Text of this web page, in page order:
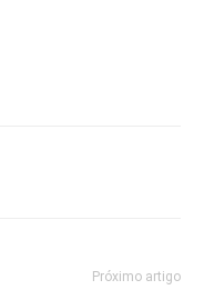
Próximo artigo